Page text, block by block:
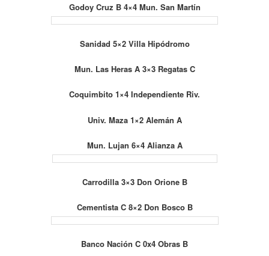
Godoy Cruz B 4×4 Mun. San Martín
Sanidad 5×2 Villa Hipódromo
Mun. Las Heras A 3×3 Regatas C
Coquimbito 1×4 Independiente Riv.
Univ. Maza 1×2 Alemán A
Mun. Lujan 6×4 Alianza A
Carrodilla 3×3 Don Orione B
Cementista C 8×2 Don Bosco B
Banco Nación C 0x4 Obras B